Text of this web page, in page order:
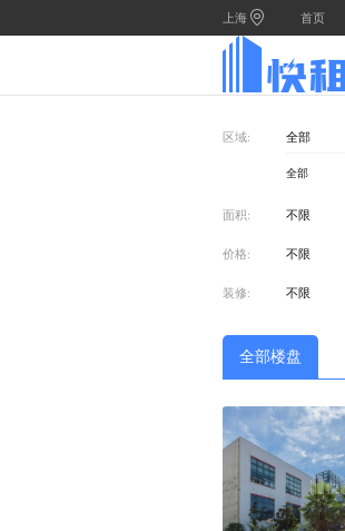
上海 首页
区域: 全部
全部
面积: 不限
价格: 不限
装修: 不限
全部楼盘